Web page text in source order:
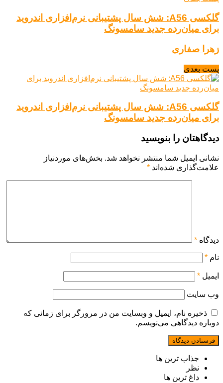
گلکسی A56: شش سال پشتیبانی نرم‌افزاری اندروید
برای میان‌رده جدید سامسونگ
زهرا صفاری
پست بعدی
گلکسی A56: شش سال پشتیبانی نرم‌افزاری اندروید
برای میان‌رده جدید سامسونگ
دیدگاهتان را بنویسید
نشانی ایمیل شما منتشر نخواهد شد. بخش‌های موردنیاز
علامت‌گذاری شده‌اند *
دیدگاه *
نام *
ایمیل *
وب‌ سایت
ذخیره نام، ایمیل و وبسایت من در مرورگر برای زمانی که
دوباره دیدگاهی می‌نویسم.
جذاب ترین ها
نظر
داغ ترین ها